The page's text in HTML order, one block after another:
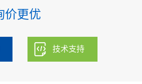
价更优
技术支持